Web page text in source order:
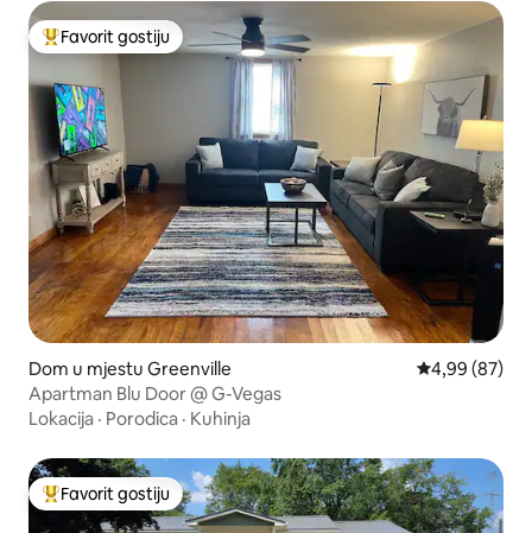
Glavni favorit gostiju
Favorit gostiju
Dom u mjestu Greenville Prosječna
4,99 (87)
Apartman Blu Door @ G-Vegas
Lokacija · Porodica · Kuhinja
Glavni favorit gostiju
Favorit gostiju